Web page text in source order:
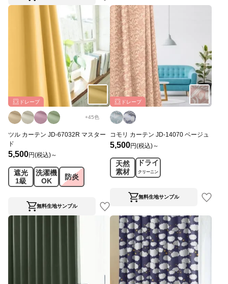
ドレープ
+45色
ツル カーテン JD-67032R マスター
ド
5,500円(税込)～
遮光
1級
洗濯機
OK
防炎
無料生地サンプル
ドレープ
コモリ カーテン JD-14070 ベージュ
5,500円(税込)～
天然
素材
ドライ
クリーニン
無料生地サンプル